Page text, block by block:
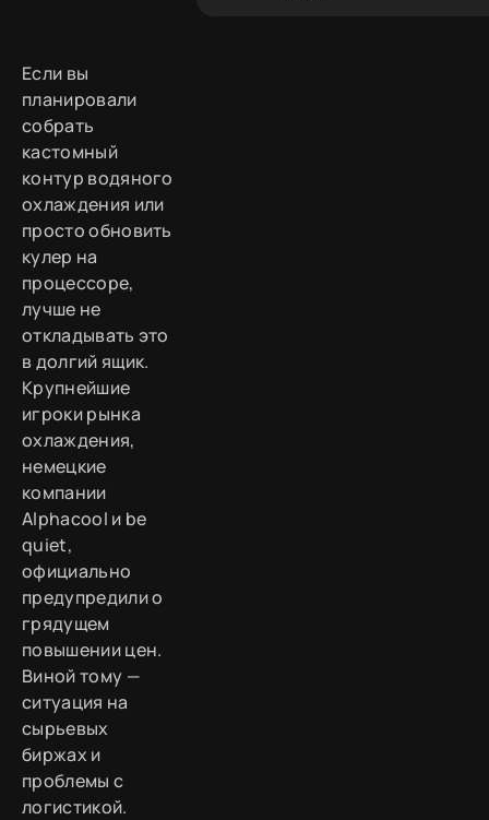
Если вы
планировали
собрать
кастомный
контур водяного
охлаждения или
просто обновить
кулер на
процессоре,
лучше не
откладывать это
в долгий ящик.
Крупнейшие
игроки рынка
охлаждения,
немецкие
компании
Alphacool и be
quiet,
официально
предупредили о
грядущем
повышении цен.
Виной тому —
ситуация на
сырьевых
биржах и
проблемы с
логистикой.